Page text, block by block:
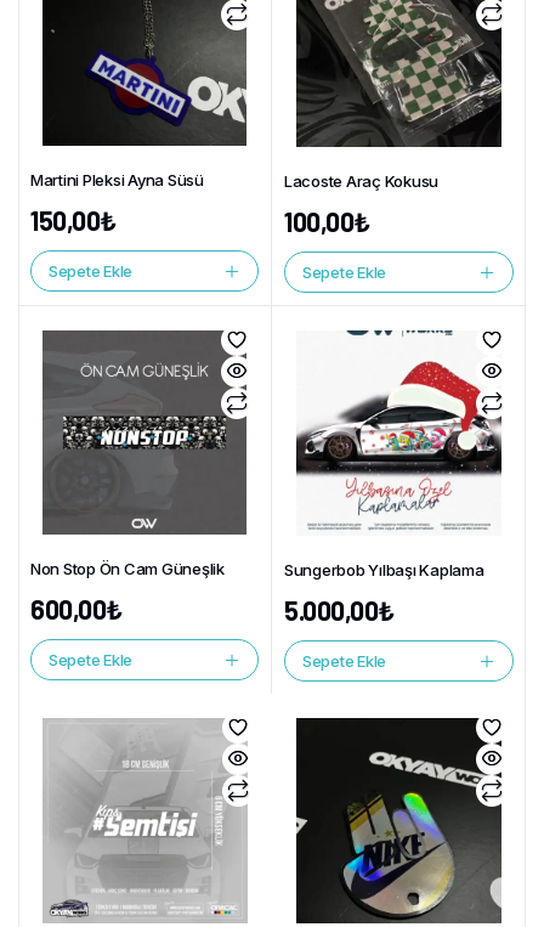
Martini Pleksi Ayna Süsü
150,00₺
Sepete Ekle
Lacoste Araç Kokusu
100,00₺
Sepete Ekle
Non Stop Ön Cam Güneşlik
600,00₺
Sepete Ekle
Sungerbob Yılbaşı Kaplama
5.000,00₺
Sepete Ekle